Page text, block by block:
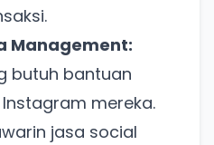
Management:
butuh bantuan
mereka.
jasa social